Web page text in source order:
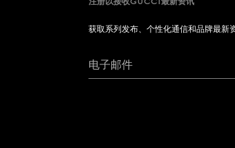
获取系列发布、个性化通信和品牌最新
电子邮件